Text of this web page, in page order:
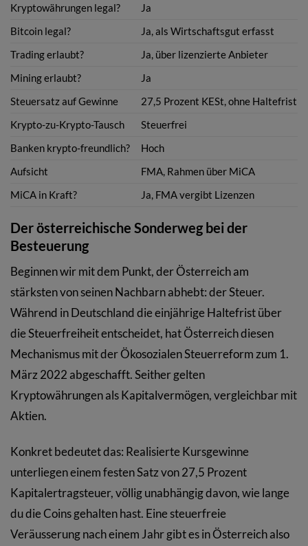
Kryptowährungen legal?
Ja
Bitcoin legal?
Ja, als Wirtschaftsgut erfasst
Trading erlaubt?
Ja, über lizenzierte Anbieter
Mining erlaubt?
Ja
Steuersatz auf Gewinne
27,5 Prozent KESt, ohne Haltefrist
Krypto-zu-Krypto-Tausch
Steuerfrei
Banken krypto-freundlich?
Hoch
Aufsicht
FMA, Rahmen über MiCA
MiCA in Kraft?
Ja, FMA vergibt Lizenzen
Der österreichische Sonderweg bei der
Besteuerung
Beginnen wir mit dem Punkt, der Österreich am
stärksten von seinen Nachbarn abhebt: der Steuer.
Während in Deutschland die einjährige Haltefrist über
die Steuerfreiheit entscheidet, hat Österreich diesen
Mechanismus mit der Ökosozialen Steuerreform zum 1.
März 2022 abgeschafft. Seither gelten
Kryptowährungen als Kapitalvermögen, vergleichbar mit
Aktien.
Konkret bedeutet das: Realisierte Kursgewinne
unterliegen einem festen Satz von 27,5 Prozent
Kapitalertragsteuer, völlig unabhängig davon, wie lange
du die Coins gehalten hast. Eine steuerfreie
Veräusserung nach einem Jahr gibt es in Österreich also